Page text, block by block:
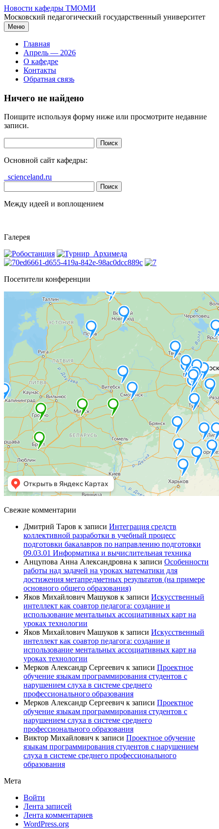
Перейти
к
содержимому
Новости кафедры ТМОМИ
Московский педагогический государственный университет
Меню
Главная
Апрель — 2026
О кафедре
Контакты
Обратная связь
Ничего не найдено
Поищите используя форму ниже или просмотрите недавние
записи.
Основной сайт кафедры:
scienceland.ru
Между идеей и воплощением
Галерея
Посетители конференции
Свежие комментарии
Дмитрий Таров к записи Интеграция средств
коллективной разработки в учебный процесс
подготовки бакалавров по направлению подготовки
09.03.01 Информатика и вычислительная техника
Анцупова Анна Александровна к записи Особенности
работы над задачей на уроках математики для
достижения метапредметных результатов (на примере
основного общего образования)
Яков Михайлович Машуков к записи Искусственный
интеллект как соавтор педагога: создание и
использование ментальных ассоциативных карт на
уроках технологии
Яков Михайлович Машуков к записи Искусственный
интеллект как соавтор педагога: создание и
использование ментальных ассоциативных карт на
уроках технологии
Мерков Александр Сергеевич к записи Проектное
обучение языкам программирования студентов с
нарушением слуха в системе среднего
профессионального образования
Мерков Александр Сергеевич к записи Проектное
обучение языкам программирования студентов с
нарушением слуха в системе среднего
профессионального образования
Виктор Михайлович к записи Проектное обучение
языкам программирования студентов с нарушением
слуха в системе среднего профессионального
образования
Мета
Войти
Лента записей
Лента комментариев
WordPress.org